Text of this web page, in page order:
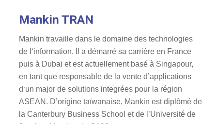
Mankin TRAN
Mankin travaille dans le domaine des technologies
de l‘information. Il a démarré sa carrière en France
puis à Dubai et est actuellement basé à Singapour,
en tant que responsable de la vente d’applications
d‘un major de solutions integrées pour la région
ASEAN. D’origine taïwanaise, Mankin est diplômé de
la Canterbury Business School et de l’Université de